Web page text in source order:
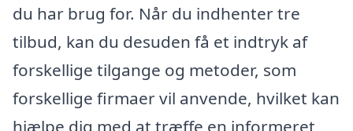
du har brug for. Når du indhenter tre
tilbud, kan du desuden få et indtryk af
forskellige tilgange og metoder, som
forskellige firmaer vil anvende, hvilket kan
hjælpe dig med at træffe en informeret